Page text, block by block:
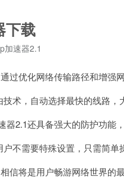
下载
加速器2.1
优化网络传输路径和增强
术，自动选择最快的线路，
2.1还具备强大的防护功能
不需要特殊设置，只需简单
将是用户畅游网络世界的